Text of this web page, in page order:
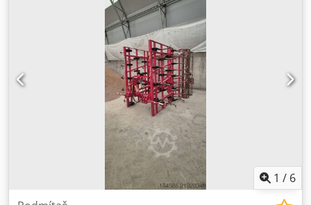
radlicemi, minimální potřeba výkonu 300 k (PS). Místo
uskladnění: není uvedeno. Dwodpfx Aezdmumspqoa
1 / 6